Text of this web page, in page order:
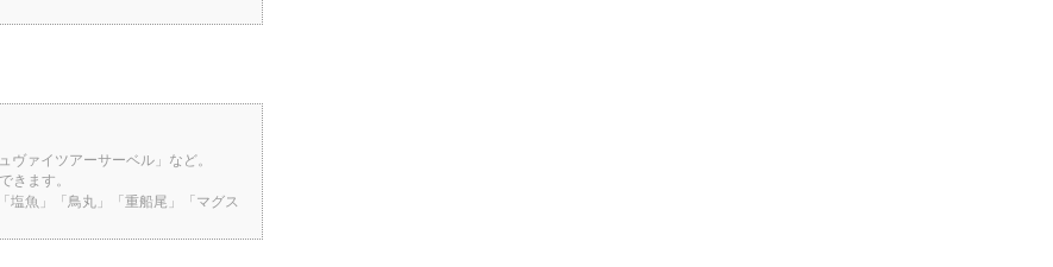
ァイツアーサーベル」など。
きます。
塩魚」「鳥丸」「重船尾」「マグス